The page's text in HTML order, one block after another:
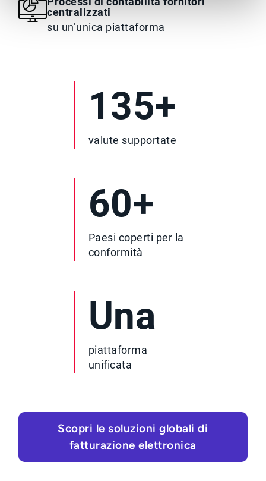
centralizzati
su un’unica piattaforma
135+
valute supportate
60+
Paesi coperti per la
conformità
Una
piattaforma
unificata
Scopri le soluzioni globali di
fatturazione elettronica